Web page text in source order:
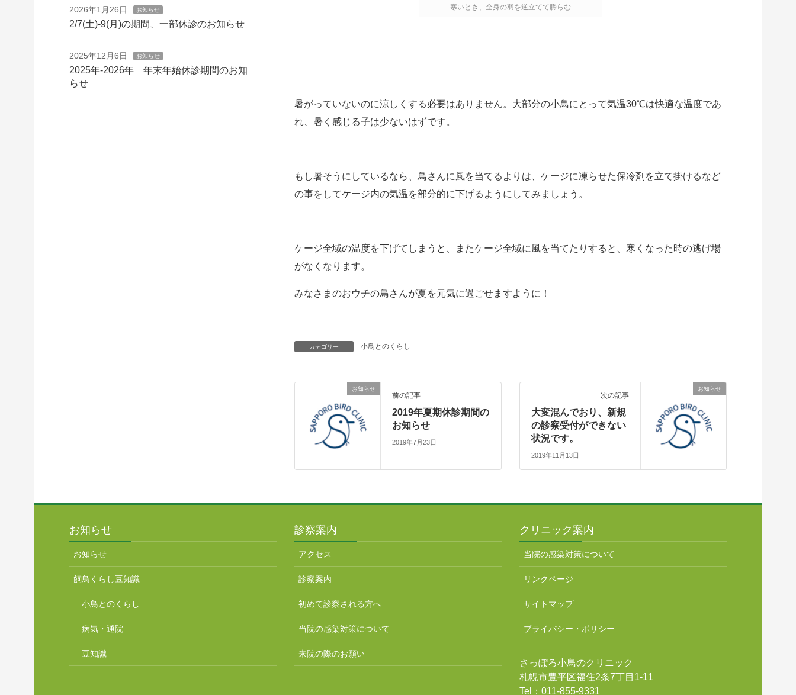
寒いとき、全身の羽を逆立てて膨らむ
暑がっていないのに涼しくする必要はありません。大部分の小鳥にとって気温30℃は快適な温度であ
れ、暑く感じる子は少ないはずです。
もし暑そうにしているなら、鳥さんに風を当てるよりは、ケージに凍らせた保冷剤を立て掛けるなど
の事をしてケージ内の気温を部分的に下げるようにしてみましょう。
ケージ全域の温度を下げてしまうと、またケージ全域に風を当てたりすると、寒くなった時の逃げ場
がなくなります。
みなさまのおウチの鳥さんが夏を元気に過ごせますように！
カテゴリー 小鳥とのくらし
お知らせ
前の記事
2019年夏期休診期間の
お知らせ
2019年7月23日
お知らせ
次の記事
大変混んでおり、新規
の診察受付ができない
状況です。
2019年11月13日
2026年1月26日 お知らせ
2/7(土)-9(月)の期間、一部休診のお知らせ
2025年12月6日 お知らせ
2025年-2026年 年末年始休診期間のお知
らせ
お知らせ
お知らせ
飼鳥くらし豆知識
小鳥とのくらし
病気・通院
豆知識
診察案内
アクセス
診察案内
初めて診察される方へ
当院の感染対策について
来院の際のお願い
クリニック案内
当院の感染対策について
リンクページ
サイトマップ
プライバシー・ポリシー
さっぽろ小鳥のクリニック
札幌市豊平区福住2条7丁目1-11
Tel：011-855-9331